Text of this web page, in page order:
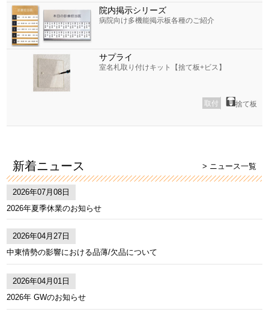
院内掲示シリーズ
病院向け多機能掲示板各種のご紹介
サプライ
室名札取り付けキット【捨て板+ビス】
取付 捨て板
新着ニュース > ニュース一覧
2026年07月08日
2026年夏季休業のお知らせ
2026年04月27日
中東情勢の影響における品薄/欠品について
2026年04月01日
2026年 GWのお知らせ